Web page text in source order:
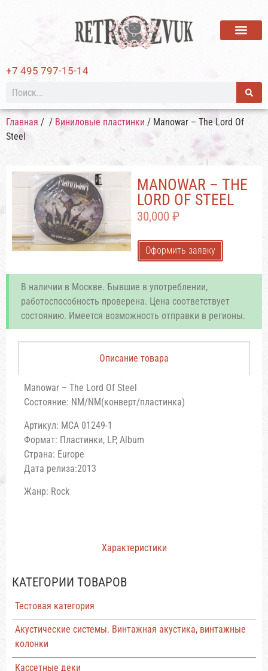
+7 495 797-15-14
Главная / / Виниловые пластинки / Manowar – The Lord Of
Steel
КАТЕГОРИИ ТОВАРОВ
Тестовая категория
Акустические системы. Винтажная акустика, винтажные
колонки
Кассетные деки
MANOWAR – THE
LORD OF STEEL
30,000 ₽
Оформить заявку
В наличии в Москве. Бывшие в употреблении,
работоспособность проверена. Цена соответствует
состоянию. Имеется возможность отправки в регионы.
Описание товара
Характеристики
Manowar ‎– The Lord Of Steel
Состояние: NM/NM(конверт/пластинка)
Артикул: MCA 01249-1
Формат: Пластинки, LP, Album
Страна: Europe
Дата релиза:2013
Жанр: Rock